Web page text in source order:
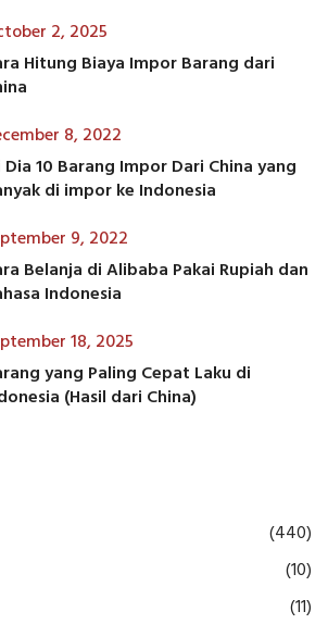
2, 2025
Hitung Biaya Impor Barang dari
8, 2022
Dia 10 Barang Impor Dari China yang
di impor ke Indonesia
9, 2022
Belanja di Alibaba Pakai Rupiah dan
Indonesia
18, 2025
yang Paling Cepat Laku di
(Hasil dari China)
(440)
(10)
(11)